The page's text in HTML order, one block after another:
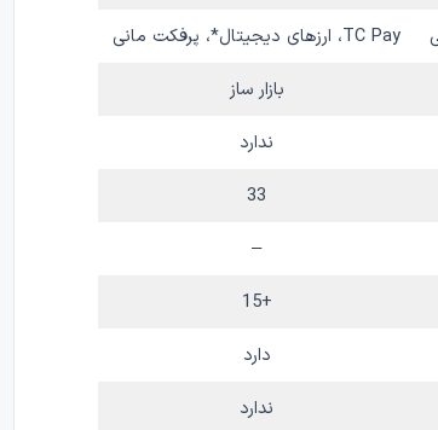
TC Pay، ارزهای دیجیتال*، پرفکت مانی
بازار ساز
ندارد
33
–
+15
دارد
ندارد